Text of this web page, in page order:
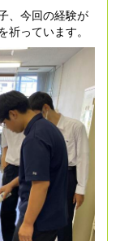
、今回の経験が
っています。